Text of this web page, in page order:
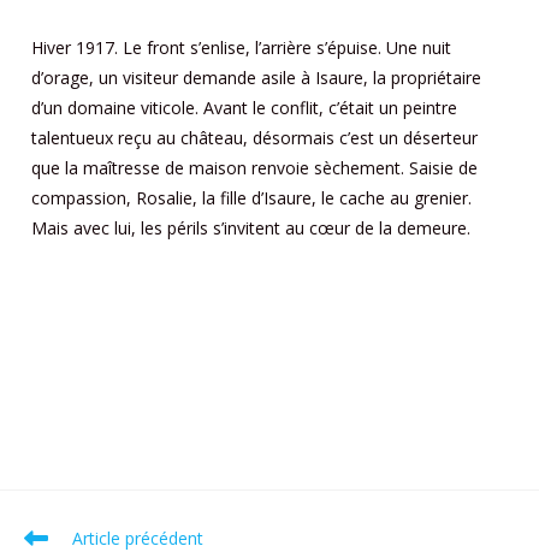
Hiver 1917. Le front s’enlise, l’arrière s’épuise. Une nuit
d’orage, un visiteur demande asile à Isaure, la propriétaire
d’un domaine viticole. Avant le conflit, c’était un peintre
talentueux reçu au château, désormais c’est un déserteur
que la maîtresse de maison renvoie sèchement. Saisie de
compassion, Rosalie, la fille d’Isaure, le cache au grenier.
Mais avec lui, les périls s’invitent au cœur de la demeure.
Article précédent